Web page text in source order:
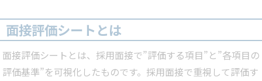
面接評価シートとは
面接評価シートとは、採用面接で”評価する項目”と”各項目の
評価基準”を可視化したものです。採用面接で重視して評価す